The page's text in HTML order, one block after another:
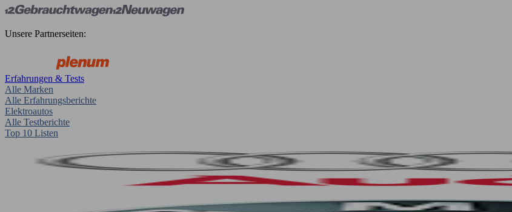
Unsere Partnerseiten:
Erfahrungen & Tests
Alle Marken
Alle Erfahrungsberichte
Elektroautos
Alle Testberichte
Top 10 Listen